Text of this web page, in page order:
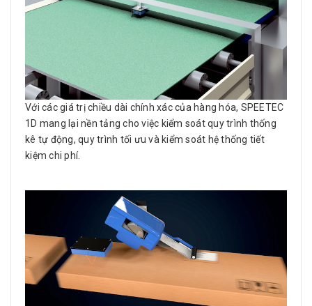
Với các giá trị chiều dài chính xác của hàng hóa, SPEETEC
1D mang lại nền tảng cho việc kiểm soát quy trình thống
kê tự động, quy trình tối ưu và kiểm soát hệ thống tiết
kiệm chi phí.